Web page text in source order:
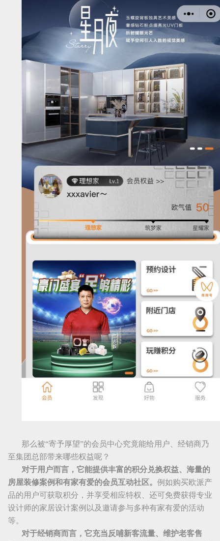
那么被“寄予厚望”的会员中心究竟能给用户、经销商乃
至集团总部带来哪些权益呢？
对于用户而言，它能提供丰富的积分兑换权益、海量的
房屋装修案例和有家有爱的会员互动社区。 例如购买欧派产
品的用户可获取积分，并享受相应特权、还可免费获得专业
设计师的家居设计案例以及邀请参与多种有家有爱的活动
等。
对于经销商而言，它充当反哺新客流量、维护老客售